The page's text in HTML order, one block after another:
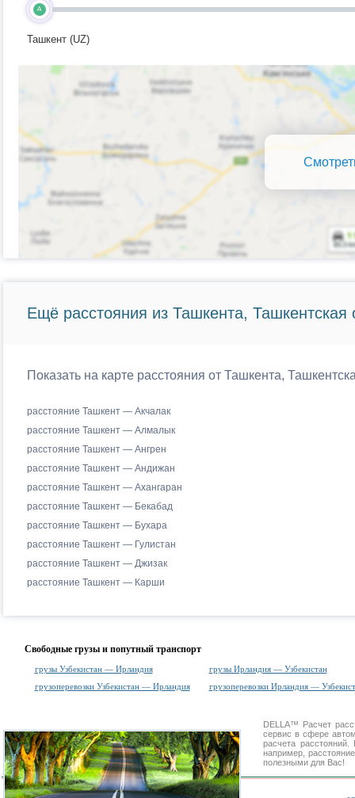
A
Ташкент (UZ)
Ещё расстояния из Ташкента, Ташкентская
Показать на карте расстояния от Ташкента,
расстояние Ташкент — Акчалак
расстояние Ташкент — Алмалык
расстояние Ташкент — Ангрен
расстояние Ташкент — Андижан
расстояние Ташкент — Ахангаран
расстояние Ташкент — Бекабад
расстояние Ташкент — Бухара
расстояние Ташкент — Гулистан
расстояние Ташкент — Джизак
расстояние Ташкент — Карши
Свободные грузы и попутный транспорт
грузы Узбекистан — Ирландия
грузы Ирландия — Узбекистан
грузоперевозки Узбекистан — Ирландия
грузоперевозки Ирландия —
DELLA™ Расчет
сервис в сфере
расчета
например,
полезными для Вас!